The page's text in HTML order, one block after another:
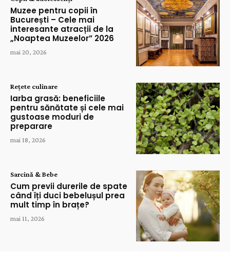
Muzee pentru copii în
București – Cele mai
interesante atracții de la
„Noaptea Muzeelor” 2026
mai 20, 2026
Rețete culinare
Iarba grasă: beneficiile
pentru sănătate și cele mai
gustoase moduri de
preparare
mai 18, 2026
Sarcină & Bebe
Cum previi durerile de spate
când îți duci bebelușul prea
mult timp în brațe?
mai 11, 2026